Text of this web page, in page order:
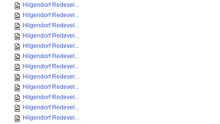
Hilgendorf Redevel...
Hilgendorf Redevel...
Hilgendorf Redevel...
Hilgendorf Redevel...
Hilgendorf Redevel...
Hilgendorf Redevel...
Hilgendorf Redevel...
Hilgendorf Redevel...
Hilgendorf Redevel...
Hilgendorf Redevel...
Hilgendorf Redevel...
Hilgendorf Redevel...